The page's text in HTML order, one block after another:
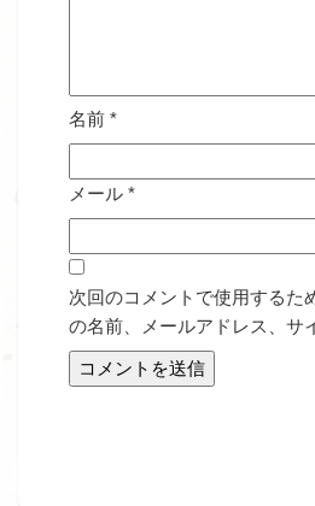
名前 *
メール *
次回のコメントで使用するた
の名前、メールアドレス、サ